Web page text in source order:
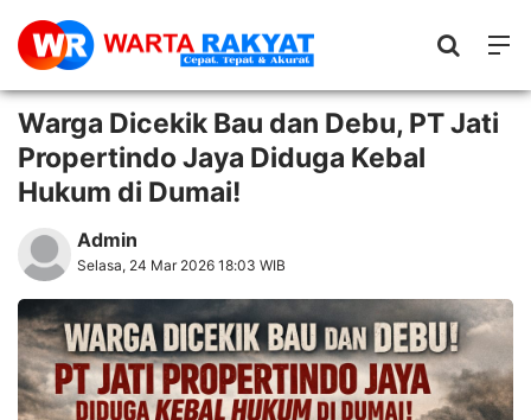
Warga Dicekik Bau dan Debu, PT Jati
Propertindo Jaya Diduga Kebal
Hukum di Dumai!
Admin
Selasa, 24 Mar 2026 18:03 WIB